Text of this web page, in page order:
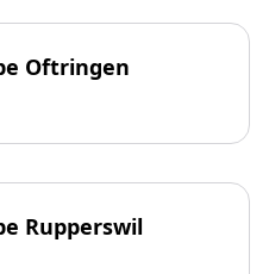
Oftringen
Rupperswil